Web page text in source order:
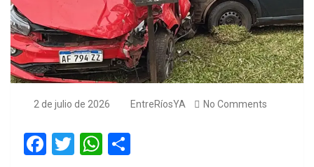
2 de julio de 2026 EntreRíosYA No Comments
F
T
W